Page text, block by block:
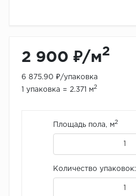
2 900 ₽/м2
6 875.90 ₽/упаковка
1 упаковка = 2.371 м2
Площадь пола, м2
Количество упаковок: